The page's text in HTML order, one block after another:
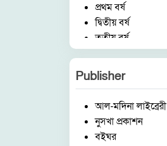
প্রথম বর্ষ
দ্বিতীয় বর্ষ
তৃতীয় বর্ষ
চতুর্থ বর্ষ
পঞ্চম বর্ষ
হিফয
ষ্টেশনারী
ছোটদের কর্ণার
বিষয়
Publisher
আল-মদিনা লাইব্রেরী
নুসখা প্রকাশন
বইঘর